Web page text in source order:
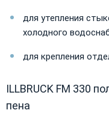
для утепления
холодного
для крепления
ILLBRUCK FM 330
пена